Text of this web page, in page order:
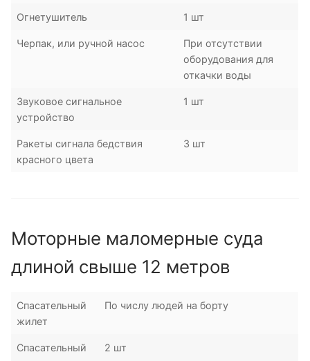
Огнетушитель 1 шт
Черпак, или ручной насос
При отсутствии
оборудования для
откачки воды
Звуковое сигнальное
устройство
1 шт
Ракеты сигнала бедствия
красного цвета
3 шт
Моторные маломерные суда
длиной свыше 12 метров
Спасательный
жилет
По числу людей на борту
Спасательный
2 шт